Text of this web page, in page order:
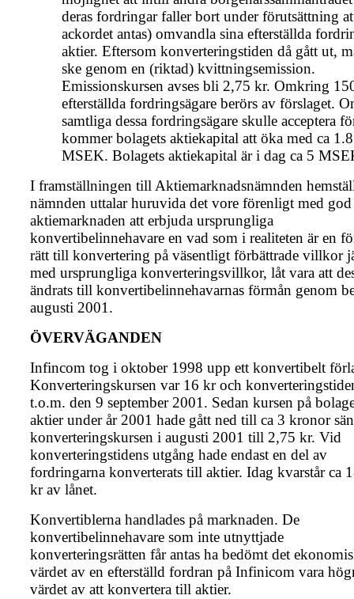
deras fordringar faller bort under förutsättning
ackordet antas) omvandla sina efterställda
aktier. Eftersom konverteringstiden då gått ut,
ske genom en (riktad) kvittningsemission.
Emissionskursen avses bli 2,75 kr. Omkring
efterställda fordringsägare berörs av förslaget.
samtliga dessa fordringsägare skulle acceptera
kommer bolagets aktiekapital att öka med ca
MSEK. Bolagets aktiekapital är i dag ca 5
I framställningen till Aktiemarknadsnämnden
nämnden uttalar huruvida det vore förenligt med god
aktiemarknaden att erbjuda ursprungliga
konvertibelinnehavare en vad som i realiteten är en
rätt till konvertering på väsentligt förbättrade villkor
med ursprungliga konverteringsvillkor, låt vara att
ändrats till konvertibelinnehavarnas förmån genom
augusti 2001.
ÖVERVÄGANDEN
Infincom tog i oktober 1998 upp ett konvertibelt
Konverteringskursen var 16 kr och
t.o.m. den 9 september 2001. Sedan kursen på
aktier under år 2001 hade gått ned till ca 3 kronor
konverteringskursen i augusti 2001 till 2,75 kr. Vid
konverteringstidens utgång hade endast en del av
fordringarna konverterats till aktier. Idag kvarstår ca
kr av lånet.
Konvertiblerna handlades på marknaden. De
konvertibelinnehavare som inte utnyttjade
konverteringsrätten får antas ha bedömt det
värdet av en efterställd fordran på Infinicom vara
värdet av att konvertera till aktier.